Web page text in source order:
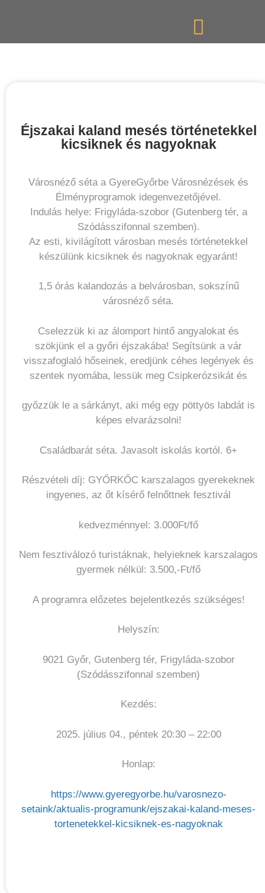
KEDVEZMÉNYEK
Éjszakai kaland mesés történetekkel
kicsiknek és nagyoknak
Városnéző séta a GyereGyőrbe Városnézések és
Élményprogramok idegenvezetőjével.
Indulás helye: Frigyláda-szobor (Gutenberg tér, a
Szódásszifonnal szemben).
Az esti, kivilágított városban mesés történetekkel
készülünk kicsiknek és nagyoknak egyaránt!
1,5 órás kalandozás a belvárosban, sokszínű
városnéző séta.
Cselezzük ki az álomport hintő angyalokat és
szökjünk el a győri éjszakába! Segítsünk a vár
visszafoglaló hőseinek, eredjünk céhes legények és
szentek nyomába, lessük meg Csipkerózsikát és
győzzük le a sárkányt, aki még egy pöttyös labdát is
képes elvarázsolni!
Családbarát séta. Javasolt iskolás kortól. 6+
Részvételi díj: GYŐRKŐC karszalagos gyerekeknek
ingyenes, az őt kísérő felnőttnek fesztivál
kedvezménnyel: 3.000Ft/fő
Nem fesztiválozó turistáknak, helyieknek karszalagos
gyermek nélkül: 3.500,-Ft/fő
A programra előzetes bejelentkezés szükséges!
Helyszín:
9021 Győr, Gutenberg tér, Frigyláda-szobor
(Szódásszifonnal szemben)
Kezdés:
2025. július 04., péntek 20:30 – 22:00
Honlap:
https://www.gyeregyorbe.hu/varosnezo-
setaink/aktualis-programunk/ejszakai-kaland-meses-
tortenetekkel-kicsiknek-es-nagyoknak